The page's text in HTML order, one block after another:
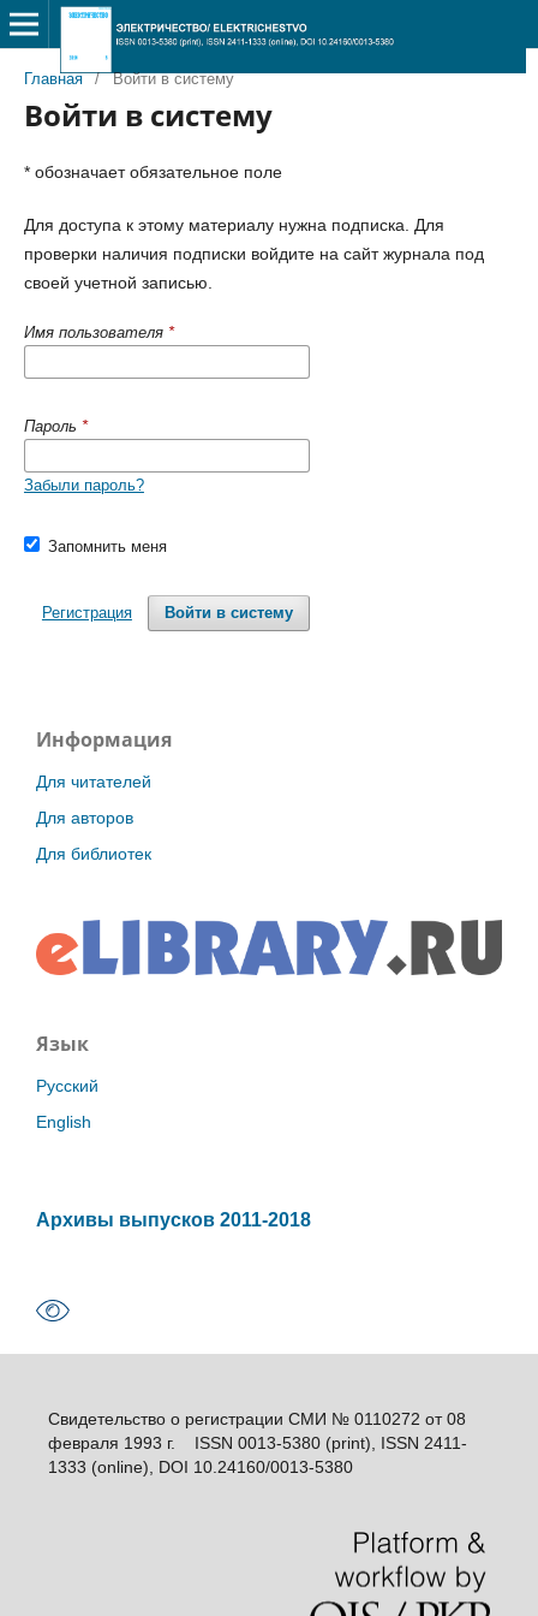
Главная / Войти в систему
Войти в систему
* обозначает обязательное поле
Для доступа к этому материалу нужна подписка. Для
проверки наличия подписки войдите на сайт журнала под
своей учетной записью.
Имя пользователя *
Пароль *
Забыли пароль?
Запомнить меня
Войти в систему
Регистрация
Информация
Для читателей
Для авторов
Для библиотек
Язык
Русский
English
Архивы выпусков 2011-2018
Свидетельство о регистрации СМИ № 0110272 от 08
февраля 1993 г. ISSN 0013-5380 (print), ISSN 2411-
1333 (online), DOI 10.24160/0013-5380